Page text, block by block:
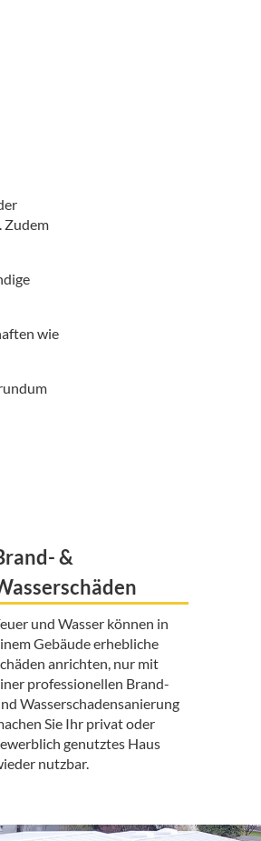
Zudem
wie
&
und Wasser können in
Gebäude erhebliche
anrichten, nur mit
professionellen Brand-
Wasserschadensanierung
Sie Ihr privat oder
genutztes Haus
nutzbar.